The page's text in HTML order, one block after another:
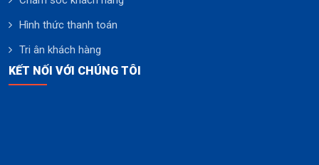
Hình thức thanh toán
Tri ân khách hàng
KẾT NỐI VỚI CHÚNG TÔI